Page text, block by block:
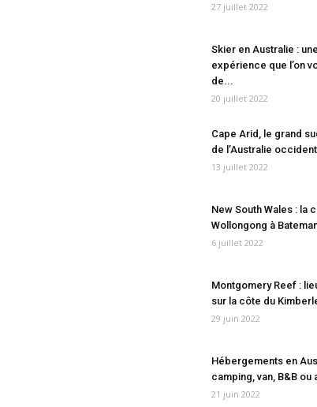
27 juillet 2022
Skier en Australie : une
expérience que l’on
de...
20 juillet 2022
Cape Arid, le grand
de l’Australie
13 juillet 2022
New South Wales : la
Wollongong à
6 juillet 2022
Montgomery Reef :
sur la côte du
29 juin 2022
Hébergements en
camping, van, B&B ou
21 juin 2022